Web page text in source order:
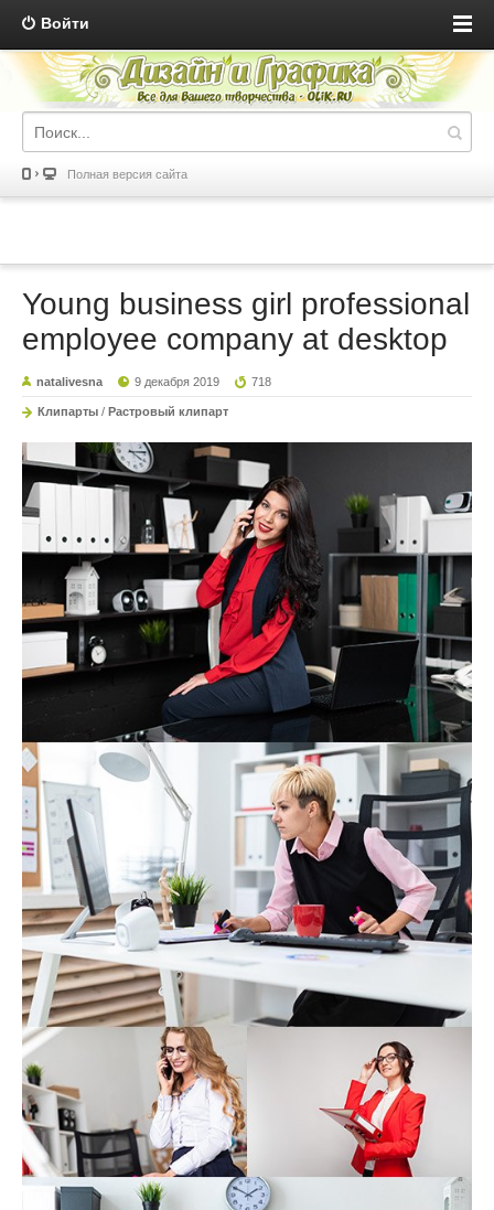
Войти
Полная версия сайта
Young business girl professional
employee company at desktop
natalivesna 9 декабря 2019 718
Клипарты / Растровый клипарт